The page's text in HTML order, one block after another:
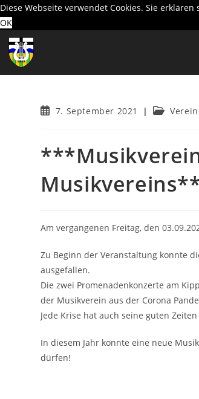
Diese Webseite verwendet Cookies. Sie
OK
Zum
Inhalt
springen
Beitrag7. September 2021
Beitrags-
Verein
Am vergangenen Freitag, den
Zu Beginn der Veranstaltung konnte
ausgefallen.
Die zwei Promenadenkonzerte am
der Musikverein aus der Corona
Jede Krise hat auch seine guten
In diesem Jahr konnte eine neue
dürfen!